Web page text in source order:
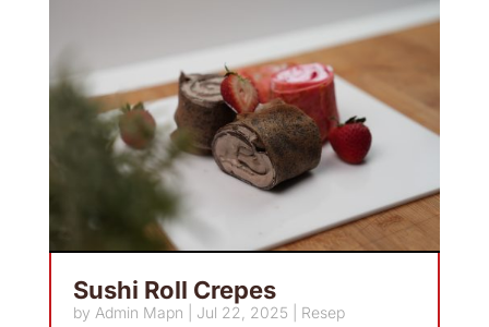
Sushi Roll Crepes
by Admin Mapn Jul 22, 2025 Resep